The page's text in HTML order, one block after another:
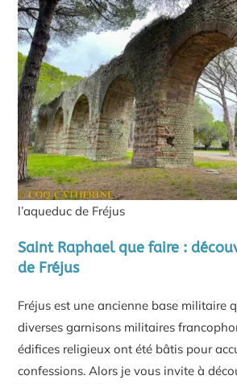
l’aqueduc de Fréjus
Saint Raphael que faire :
de Fréjus
Fréjus est une ancienne base militaire
diverses garnisons militaires
édifices religieux ont été bâtis pour
confessions. Alors je vous invite à